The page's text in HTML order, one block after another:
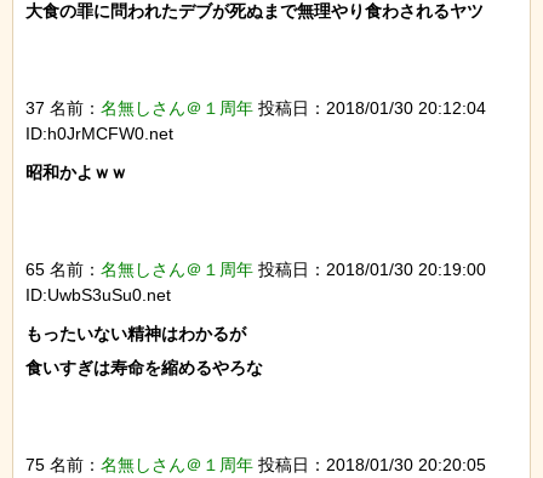
大食の罪に問われたデブが死ぬまで無理やり食わされるヤツ
37 名前： 名無しさん＠１周年 投稿日：2018/01/30 20:12:04
ID:h0JrMCFW0.net
昭和かよｗｗ
65 名前： 名無しさん＠１周年 投稿日：2018/01/30 20:19:00
ID:UwbS3uSu0.net
もったいない精神はわかるが
食いすぎは寿命を縮めるやろな
75 名前： 名無しさん＠１周年 投稿日：2018/01/30 20:20:05